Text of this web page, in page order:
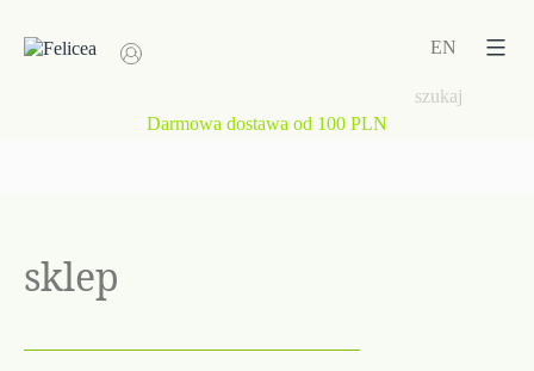
treści
EN
Darmowa dostawa od 100 PLN
sklep